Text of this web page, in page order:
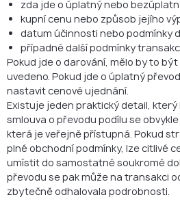
zda jde o úplatný nebo
kupní cenu nebo způsob jejího
datum účinnosti nebo podmínky
případné další podmínky
Pokud jde o darování, mělo by to
uvedeno. Pokud jde o úplatný
nastavit cenové ujednání.
Existuje jeden praktický detail,
smlouva o převodu podílu se
která je veřejně přístupná. Pokud
plné obchodní podmínky, lze citlivé
umístit do samostatné soukromé
převodu se pak může na transakci
zbytečně odhalovala podrobnosti.